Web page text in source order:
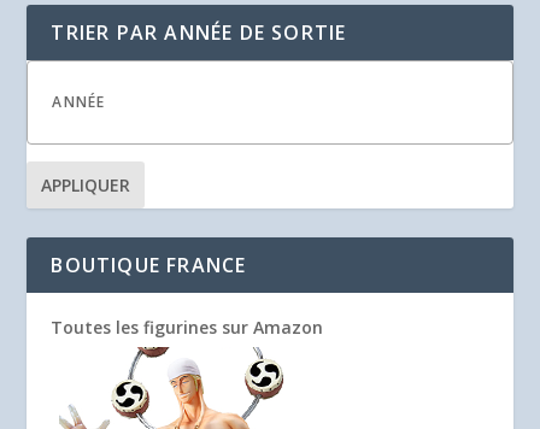
TRIER PAR ANNÉE DE SORTIE
APPLIQUER
BOUTIQUE FRANCE
Toutes les figurines sur Amazon